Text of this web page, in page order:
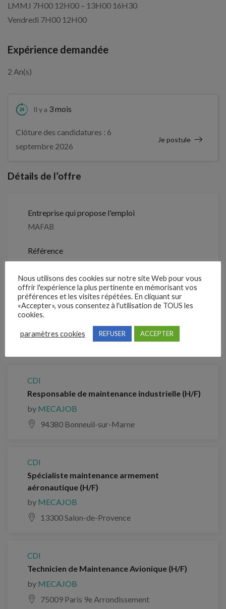
LMMJ 7H00 12H00 – 13H00 16H30
Vendredi 7H00 12H00
Expérience demandée
2 An(s)
Il y a 3 mois
Clôture des candidatures : 6
septembre 2026
Je postule
Détails de l’offre
Entreprise qui propose l'emploi
MAFAB
Référence
208JBWJ
Clôture des candidatures : 6 septembre 2026
CDI
Responsable de maintenance industrielle (H/F)
by MECAJOB
94380 Bonneuil-sur-Marne
CDI
Spécialiste maintenance armement
aéronautique (H/F)
by MECAJOB
13300 Salon-de-Provence
CDI
Technicien de Maintenance Avionique (H/F)
by MECAJOB
75009 Paris 9e Arrondissement
Nous utilisons des cookies sur notre site Web pour vous
offrir l'expérience la plus pertinente en mémorisant vos
préférences et les visites répétées. En cliquant sur
«Accepter», vous consentez à l'utilisation de TOUS les
cookies.
paramètres cookies REFUSER ACCEPTER